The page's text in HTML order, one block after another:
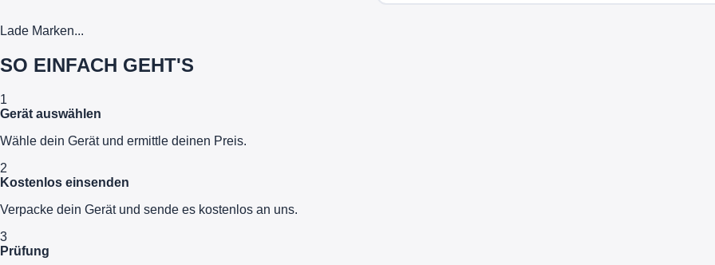
Lade Marken...
SO EINFACH GEHT'S
1
Gerät auswählen
Wähle dein Gerät und ermittle deinen Preis.
2
Kostenlos einsenden
Verpacke dein Gerät und sende es kostenlos an uns.
3
Prüfung